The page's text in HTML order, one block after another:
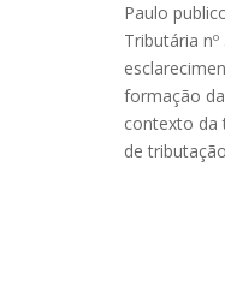
Paulo
Tributária
formação
contexto da
de